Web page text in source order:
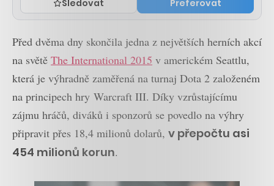
Sledovat Preferovat
Před dvěma dny skončila jedna z největších herních akcí
na světě The International 2015 v americkém Seattlu,
která je výhradně zaměřená na turnaj Dota 2 založeném
na principech hry Warcraft III. Díky vzrůstajícímu
zájmu hráčů, diváků i sponzorů se povedlo na výhry
připravit přes 18,4 milionů dolarů, v přepočtu asi
454 milionů korun.